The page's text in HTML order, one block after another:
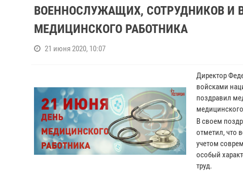
ВОЕННОСЛУЖАЩИХ, СОТРУДНИКОВ И
МЕДИЦИНСКОГО РАБОТНИКА
21 июня 2020, 10:07
Директор
войсками
поздравил
В своем
отметил, что
учетом
особый
труд.